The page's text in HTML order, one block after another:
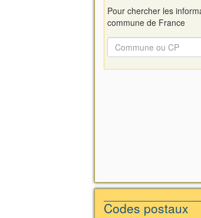
Pour chercher les
commune de France
Codes postaux